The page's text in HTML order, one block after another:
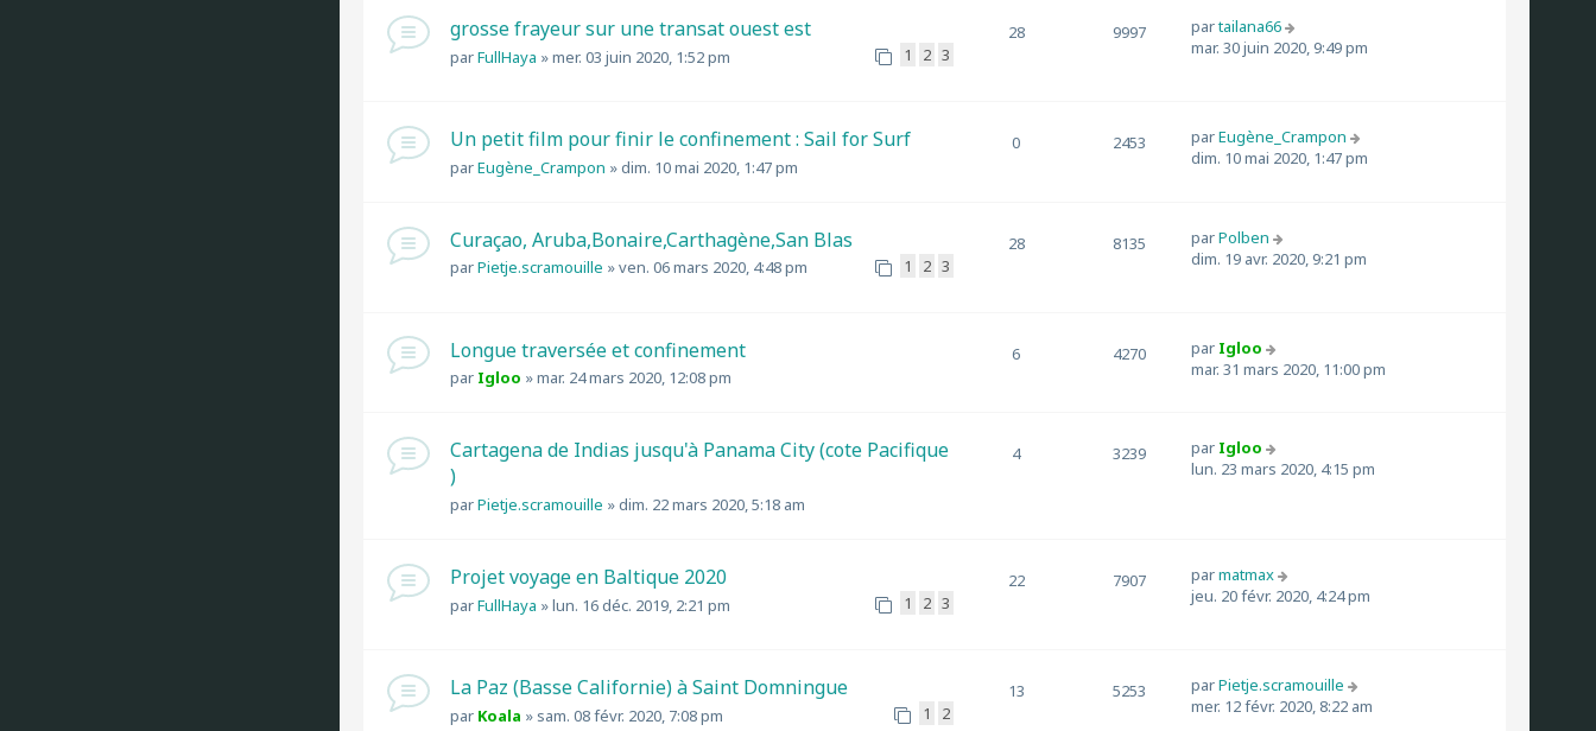
grosse frayeur sur une transat ouest est
parFullHaya »mer. 03 juin 2020, 1:52 pm 1 2 3
28 9997 partailana66
mar. 30 juin 2020, 9:49 pm
Un petit film pour finir le confinement : Sail for Surf
parEugène_Crampon »dim. 10 mai 2020, 1:47 pm
0 2453 parEugène_Crampon
dim. 10 mai 2020, 1:47 pm
Curaçao, Aruba,Bonaire,Carthagène,San Blas
parPietje.scramouille »ven. 06 mars 2020, 4:48 pm 1 2 3
28 8135 parPolben
dim. 19 avr. 2020, 9:21 pm
Longue traversée et confinement
par Igloo »mar. 24 mars 2020, 12:08 pm
6 4270 par Igloo
mar. 31 mars 2020, 11:00 pm
Cartagena de Indias jusqu'à Panama City (cote Pacifique
)
parPietje.scramouille »dim. 22 mars 2020, 5:18 am
4 3239 par Igloo
lun. 23 mars 2020, 4:15 pm
Projet voyage en Baltique 2020
parFullHaya »lun. 16 déc. 2019, 2:21 pm 1 2 3
22 7907 parmatmax
jeu. 20 févr. 2020, 4:24 pm
La Paz (Basse Californie) à Saint Domningue
par Koala » sam. 08 févr. 2020, 7:08 pm 1 2
13 5253 parPietje.scramouille
mer. 12 févr. 2020, 8:22 am